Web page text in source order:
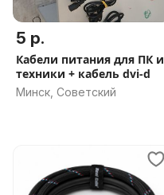
5 р.
Кабели питания для ПК и
техники + кабель dvi-d
Минск, Советский